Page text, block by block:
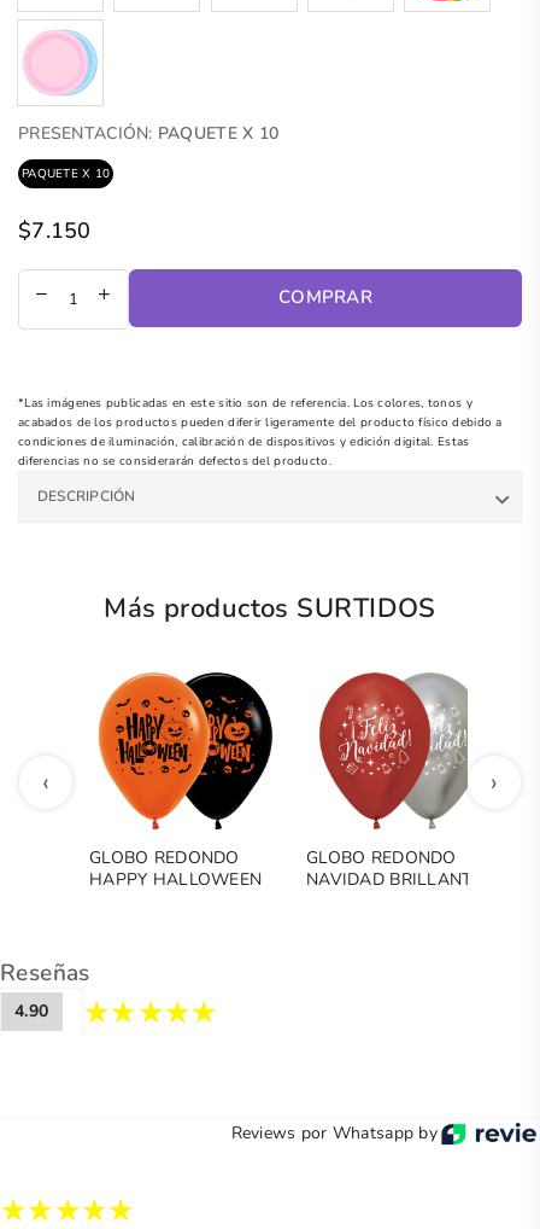
PRESENTACIÓN: PAQUETE X 10
PAQUETE X 10
Precio
regular
$7.150
COMPRAR
*Las imágenes publicadas en este sitio son de referencia. Los colores, tonos y
acabados de los productos pueden diferir ligeramente del producto físico debido a
condiciones de iluminación, calibración de dispositivos y edición digital. Estas
diferencias no se considerarán defectos del producto.
DESCRIPCIÓN
Más productos SURTIDOS
‹
GLOBO REDONDO
HAPPY HALLOWEEN
GLOBO REDONDO
NAVIDAD BRILLANTE
›
Reseñas
4.90
Reviews por Whatsapp by